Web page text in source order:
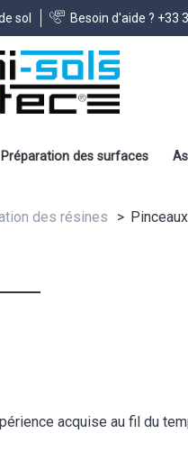
sol Besoin d'aide ? +33
Préparation des surfaces
des résines Pinceaux
acquise au fil du